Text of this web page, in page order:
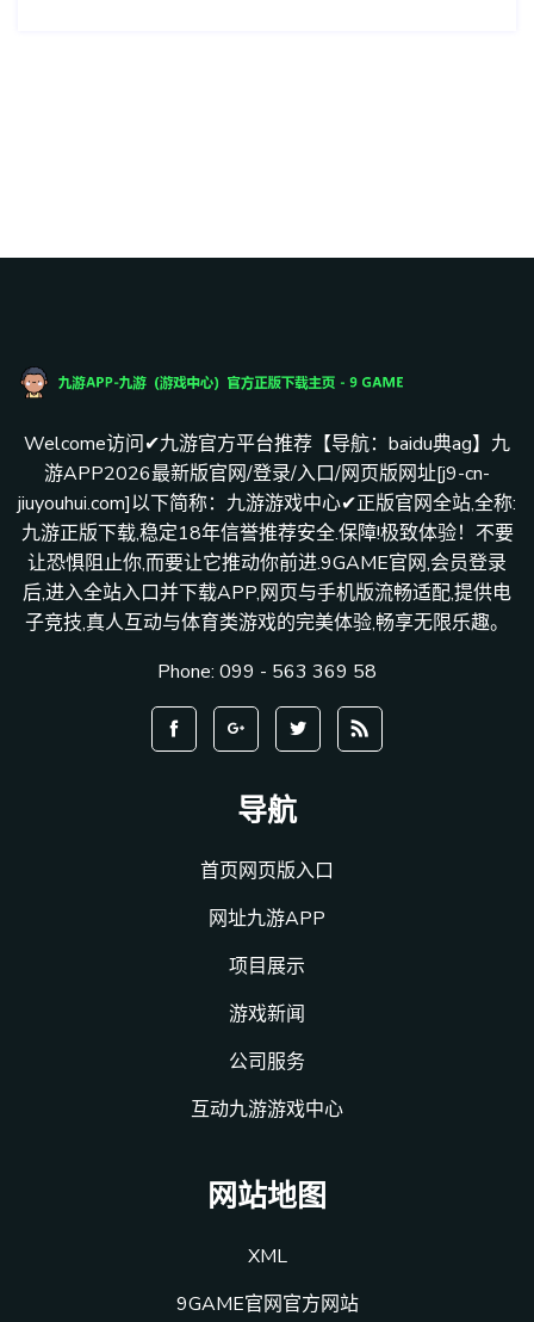
Welcome访问✔九游官方平台推荐【导航：baidu典ag】九
游APP2026最新版官网/登录/入口/网页版网址[j9-cn-
jiuyouhui.com]以下简称：九游游戏中心✔正版官网全站,全称:
九游正版下载,稳定18年信誉推荐安全.保障!极致体验！不要
让恐惧阻止你,而要让它推动你前进.9GAME官网,会员登录
后,进入全站入口并下载APP,网页与手机版流畅适配,提供电
子竞技,真人互动与体育类游戏的完美体验,畅享无限乐趣。
Phone: 099 - 563 369 58
导航
首页网页版入口
网址九游APP
项目展示
游戏新闻
公司服务
互动九游游戏中心
网站地图
XML
9GAME官网官方网站